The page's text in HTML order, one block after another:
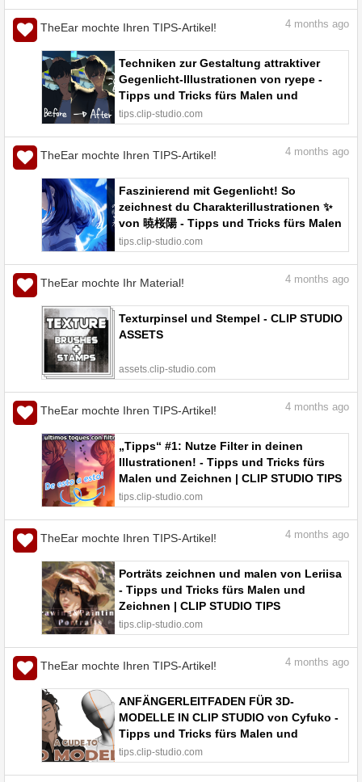
TheEar mochte Ihren TIPS-Artikel! 4 months ago
Techniken zur Gestaltung attraktiver
Gegenlicht-Illustrationen von ryepe -
Tipps und Tricks fürs Malen und
Zeichnen | CLIP STUDIO TIPS
tips.clip-studio.com
TheEar mochte Ihren TIPS-Artikel! 4 months ago
Faszinierend mit Gegenlicht! So
zeichnest du Charakterillustrationen ✨
von 暁桜陽 - Tipps und Tricks fürs Malen
und Zeichnen | CLIP STUDIO TIPS
tips.clip-studio.com
TheEar mochte Ihr Material! 4 months ago
Texturpinsel und Stempel - CLIP STUDIO
ASSETS
assets.clip-studio.com
TheEar mochte Ihren TIPS-Artikel! 4 months ago
„Tipps“ #1: Nutze Filter in deinen
Illustrationen! - Tipps und Tricks fürs
Malen und Zeichnen | CLIP STUDIO TIPS
tips.clip-studio.com
TheEar mochte Ihren TIPS-Artikel! 4 months ago
Porträts zeichnen und malen von Leriisa
- Tipps und Tricks fürs Malen und
Zeichnen | CLIP STUDIO TIPS
tips.clip-studio.com
TheEar mochte Ihren TIPS-Artikel! 4 months ago
ANFÄNGERLEITFADEN FÜR 3D-
MODELLE IN CLIP STUDIO von Cyfuko -
Tipps und Tricks fürs Malen und
Zeichnen | CLIP STUDIO TIPS
tips.clip-studio.com